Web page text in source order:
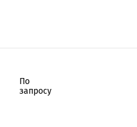
По
запросу